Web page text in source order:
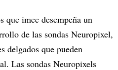
que imec desempeña un
de las sondas Neuropixel,
delgados que pueden
Las sondas Neuropixels